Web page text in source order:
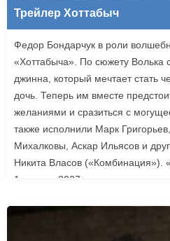
Трейлер Хоттабыч
Федор Бондарчук в роли
«Хоттабыча». По сюжету Волька
джинна, который мечтает стать
дочь. Теперь им вместе
желаниями и сразиться с
также исполнили Марк
Михалковы, Аскар Ильясов и
Никита Власов («Комбинация»).
1 января 2027 года.